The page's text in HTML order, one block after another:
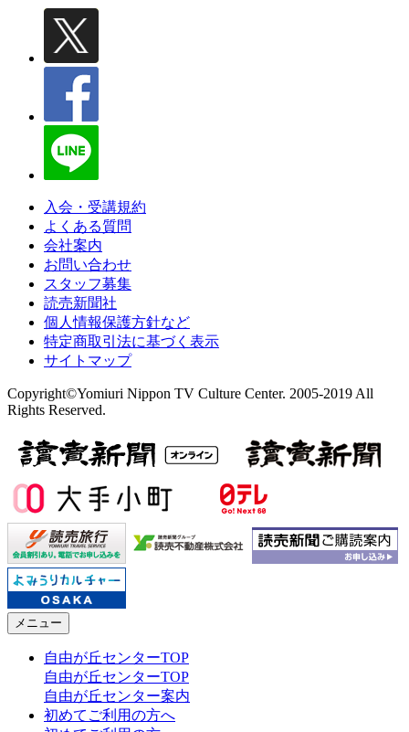
入会・受講規約
よくある質問
会社案内
お問い合わせ
スタッフ募集
読売新聞社
個人情報保護方針など
特定商取引法に基づく表示
サイトマップ
Copyright©Yomiuri Nippon TV Culture Center. 2005-2019 All
Rights Reserved.
メニュー
自由が丘センターTOP
自由が丘センターTOP
自由が丘センター案内
初めてご利用の方へ